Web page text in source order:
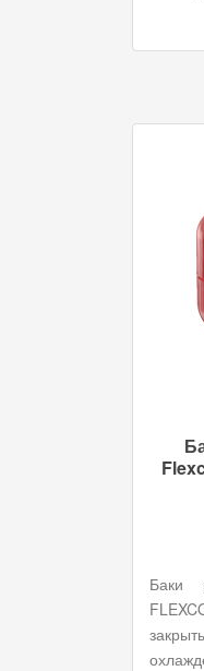
Баки